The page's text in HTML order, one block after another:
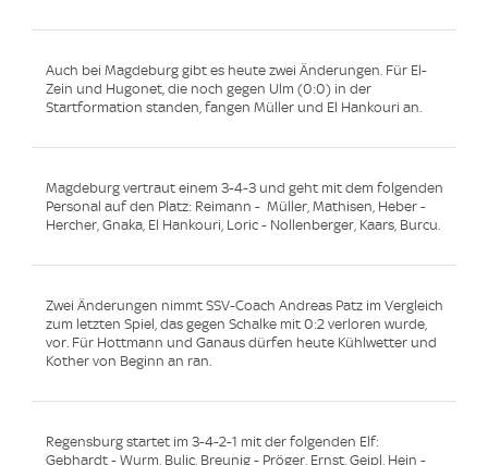
Auch bei Magdeburg gibt es heute zwei Änderungen. Für El-
Zein und Hugonet, die noch gegen Ulm (0:0) in der
Startformation standen, fangen Müller und El Hankouri an.
Magdeburg vertraut einem 3-4-3 und geht mit dem folgenden
Personal auf den Platz: Reimann - Müller, Mathisen, Heber -
Hercher, Gnaka, El Hankouri, Loric - Nollenberger, Kaars, Burcu.
Zwei Änderungen nimmt SSV-Coach Andreas Patz im Vergleich
zum letzten Spiel, das gegen Schalke mit 0:2 verloren wurde,
vor. Für Hottmann und Ganaus dürfen heute Kühlwetter und
Kother von Beginn an ran.
Regensburg startet im 3-4-2-1 mit der folgenden Elf:
Gebhardt - Wurm, Bulic, Breunig - Pröger, Ernst, Geipl, Hein -